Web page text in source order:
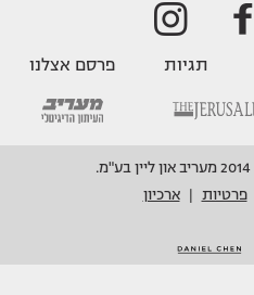
תגיות פרסם אצלנו
פרטיות ארכיון